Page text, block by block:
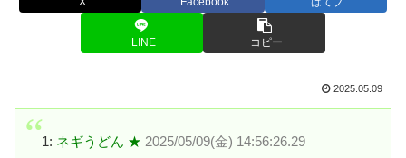
LINE コピー
2025.05.09
1: ネギうどん ★ 2025/05/09(金) 14:56:26.29